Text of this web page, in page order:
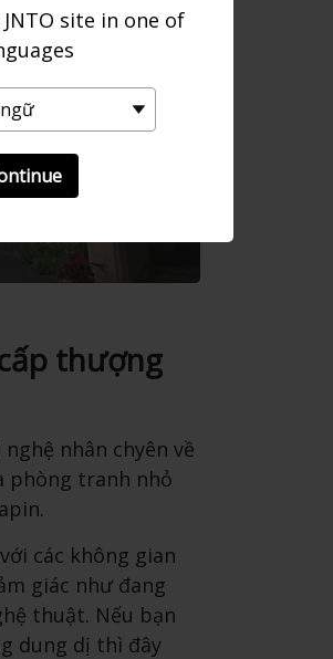
site in one of
thượng
nhân chyên về
phòng tranh nhỏ
các không gian
giác như đang
thuật. Nếu bạn
dung dị thì đây